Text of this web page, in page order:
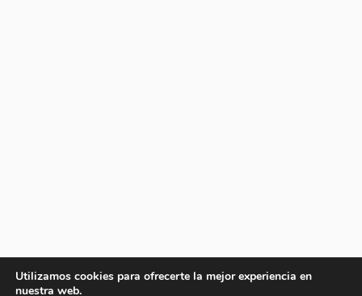
Utilizamos cookies para ofrecerte la mejor experiencia en
nuestra web.